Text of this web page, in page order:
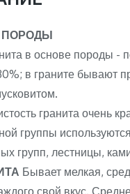
ПОРОДЫ
в основе породы -
в граните бывают
гранита очень
группы
групп, лестницы,
Бывает мелкая,